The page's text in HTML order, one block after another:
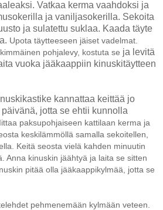
Vatkaa kerma vaahdoksi ja
ja vaniljasokerilla. Sekoita
ja sulatettu suklaa. Kaada täyte
Upota täytteeseen jäiset vadelmat.
pohjalevy, kostuta se ja levitä
vuoka jääkaappiin kinuskitäytteen
kannattaa keittää jo
jotta se ehtii kunnolla
paksupohjaiseen kattilaan kerma ja
keskilämmöllä samalla sekoitellen,
Keitä seosta vielä kahden minuutin
Anna kinuskin jäähtyä ja laita se sitten
pitää olla jääkaappikylmää, jotta se
pehmenemään kylmään veteen.